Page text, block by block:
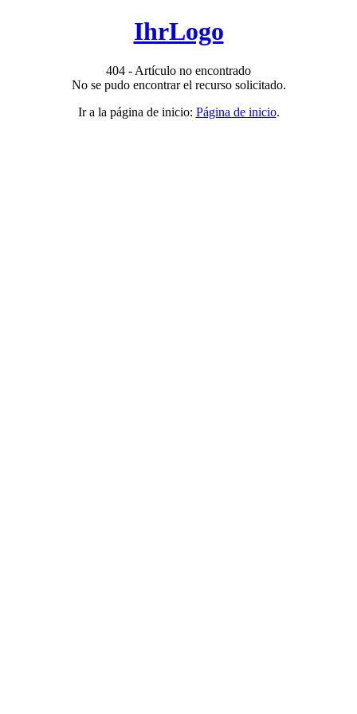
IhrLogo
404 - Artículo no encontrado
No se pudo encontrar el recurso solicitado.
Ir a la página de inicio: Página de inicio.